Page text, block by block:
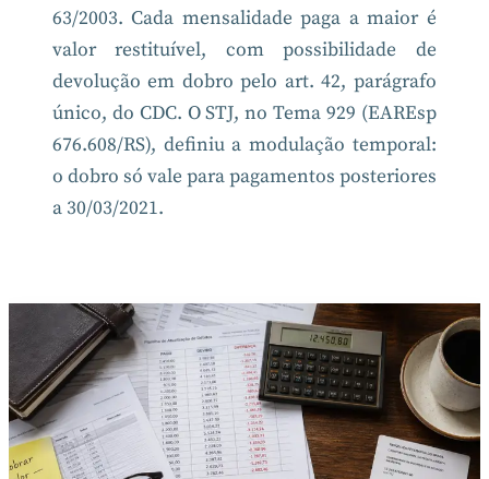
63/2003. Cada mensalidade paga a maior é
valor restituível, com possibilidade de
devolução em dobro pelo art. 42, parágrafo
único, do CDC. O STJ, no Tema 929 (EAREsp
676.608/RS), definiu a modulação temporal:
o dobro só vale para pagamentos posteriores
a 30/03/2021.